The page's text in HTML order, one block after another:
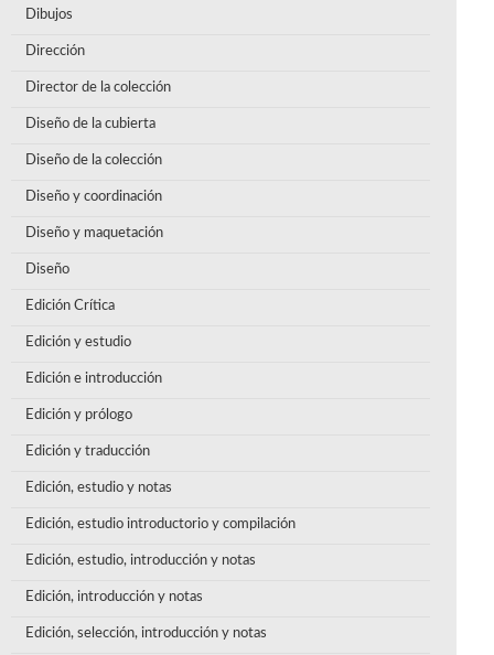
Dibujos
Dirección
Director de la colección
Diseño de la cubierta
Diseño de la colección
Diseño y coordinación
Diseño y maquetación
Diseño
Edición Crítica
Edición y estudio
Edición e introducción
Edición y prólogo
Edición y traducción
Edición, estudio y notas
Edición, estudio introductorio y compilación
Edición, estudio, introducción y notas
Edición, introducción y notas
Edición, selección, introducción y notas